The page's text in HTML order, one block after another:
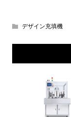
デザイン充填機